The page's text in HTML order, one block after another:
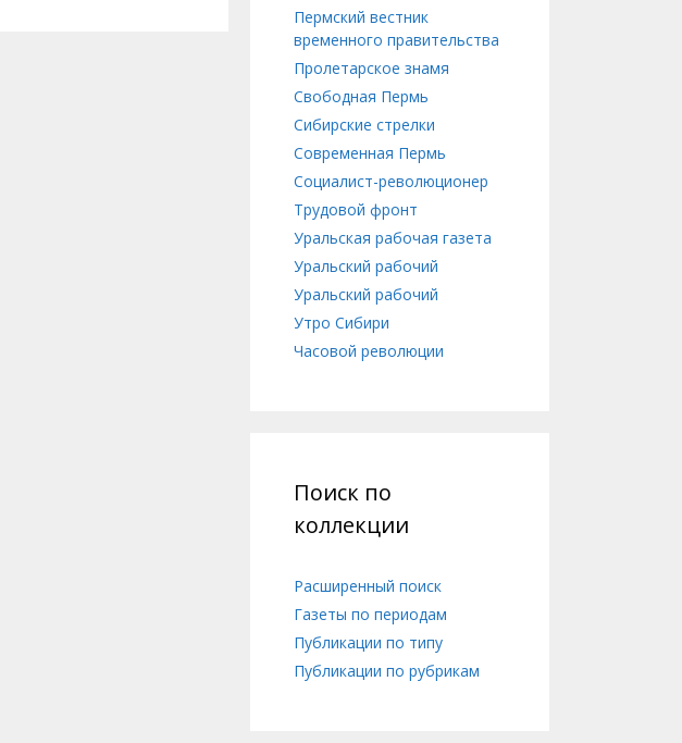
Пермский вестник
временного правительства
Пролетарское знамя
Свободная Пермь
Сибирские стрелки
Современная Пермь
Социалист-революционер
Трудовой фронт
Уральская рабочая газета
Уральский рабочий
Уральский рабочий
Утро Сибири
Часовой революции
Поиск по
коллекции
Расширенный поиск
Газеты по периодам
Публикации по типу
Публикации по рубрикам